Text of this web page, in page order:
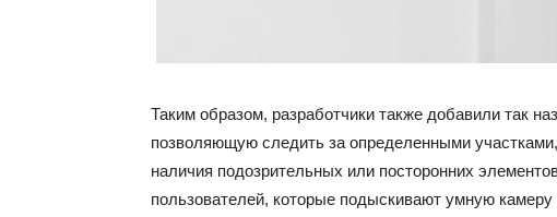
Таким образом, разработчики также добавили так
позволяющую следить за определенными
наличия подозрительных или посторонних
пользователей, которые подыскивают умную